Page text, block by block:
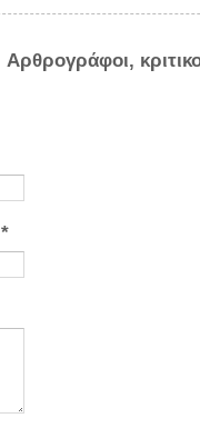
Αρθρογράφοι,
*